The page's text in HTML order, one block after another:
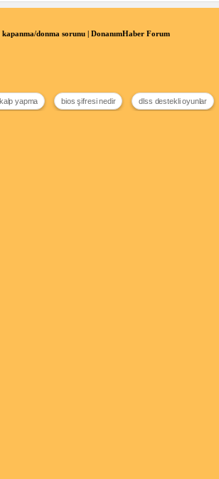
donma sorunu | DonanımHaber Forum
yapma bios şifresi nedir dlss destekli oyunlar